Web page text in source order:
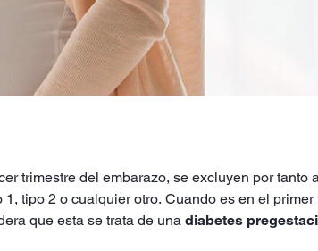
trimestre del embarazo, se excluyen por tanto
tipo 2 o cualquier otro. Cuando es en el primer
que esta se trata de una diabetes